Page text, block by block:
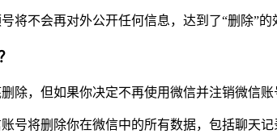
将不会再对外公开任何信息，达到了“删除”的
除，但如果你决定不再使用微信并注销微信
号将删除你在微信中的所有数据，包括聊天